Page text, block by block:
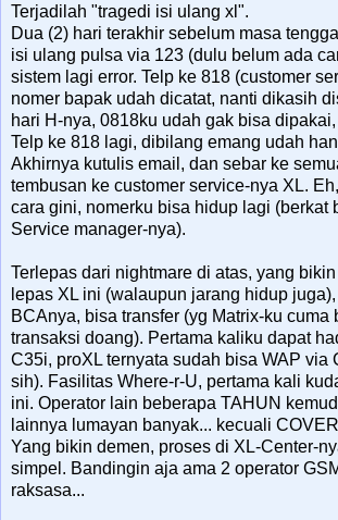
Terjadilah "tragedi isi ulang xl".
Dua (2) hari terakhir sebelum masa
isi ulang pulsa via 123 (dulu belum ada
sistem lagi error. Telp ke 818 (customer
nomer bapak udah dicatat, nanti dikasih
hari H-nya, 0818ku udah gak bisa
Telp ke 818 lagi, dibilang emang udah
Akhirnya kutulis email, dan sebar ke
tembusan ke customer service-nya XL.
cara gini, nomerku bisa hidup lagi (berkat
Service manager-nya).
Terlepas dari nightmare di atas, yang
lepas XL ini (walaupun jarang hidup
BCAnya, bisa transfer (yg Matrix-ku cuma
transaksi doang). Pertama kaliku dapat
C35i, proXL ternyata sudah bisa WAP via
sih). Fasilitas Where-r-U, pertama kali
ini. Operator lain beberapa TAHUN
lainnya lumayan banyak... kecuali
Yang bikin demen, proses di XL-Center-
simpel. Bandingin aja ama 2 operator
raksasa...